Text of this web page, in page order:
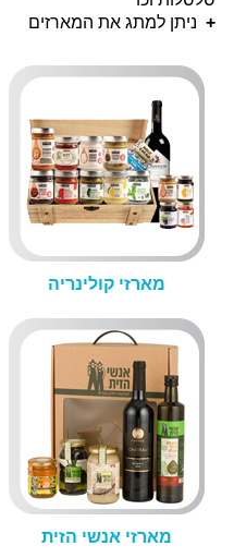
+ ניתן למתג את המארזים
מארזי קולינריה
מארזי אנשי הזית